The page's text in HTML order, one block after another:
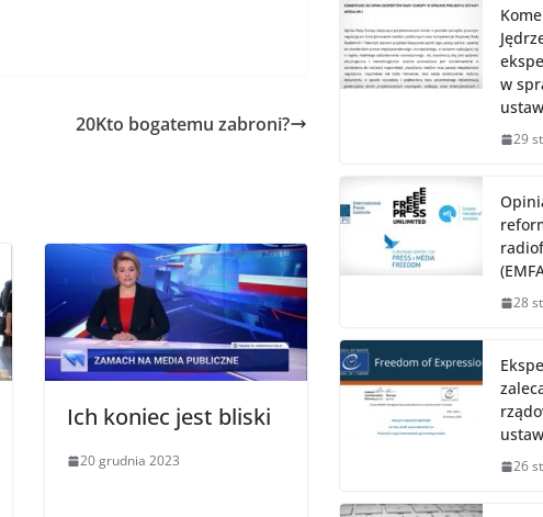
20Kto bogatemu zabroni?
Ich koniec jest bliski
20 grudnia 2023
w
29
28
26